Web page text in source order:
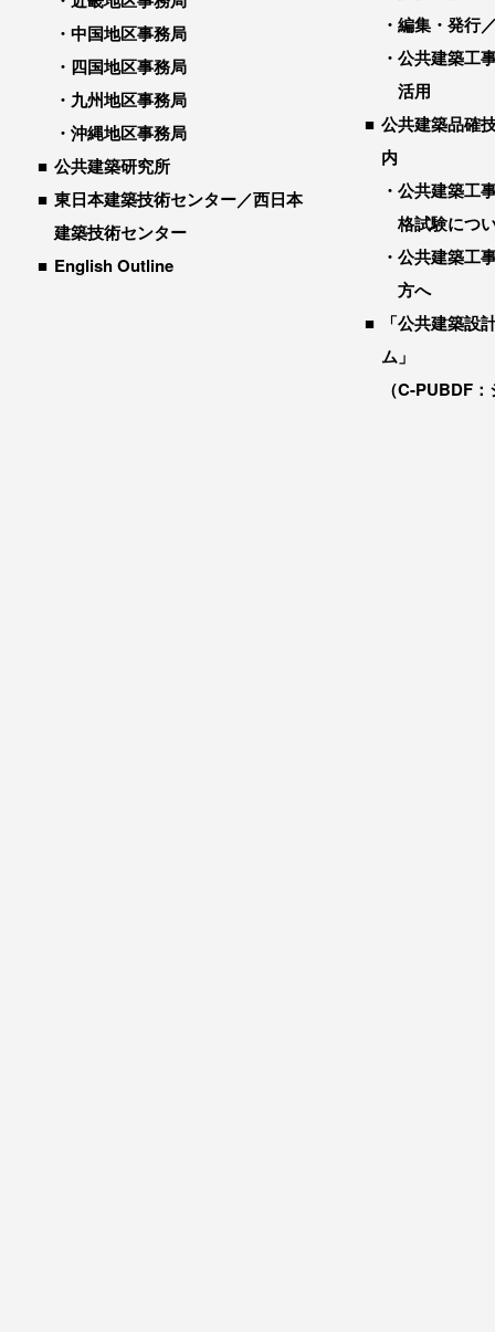
中国地区事務局
四国地区事務局
九州地区事務局
沖縄地区事務局
公共建築研究所
東日本建築技術センター／西日本
建築技術センター
English Outline
編集・発行
公共建築工
活用
公共建築品確
内
公共建築工
格試験につ
公共建築工
方へ
「公共建築設
ム」
（C-PUBDF